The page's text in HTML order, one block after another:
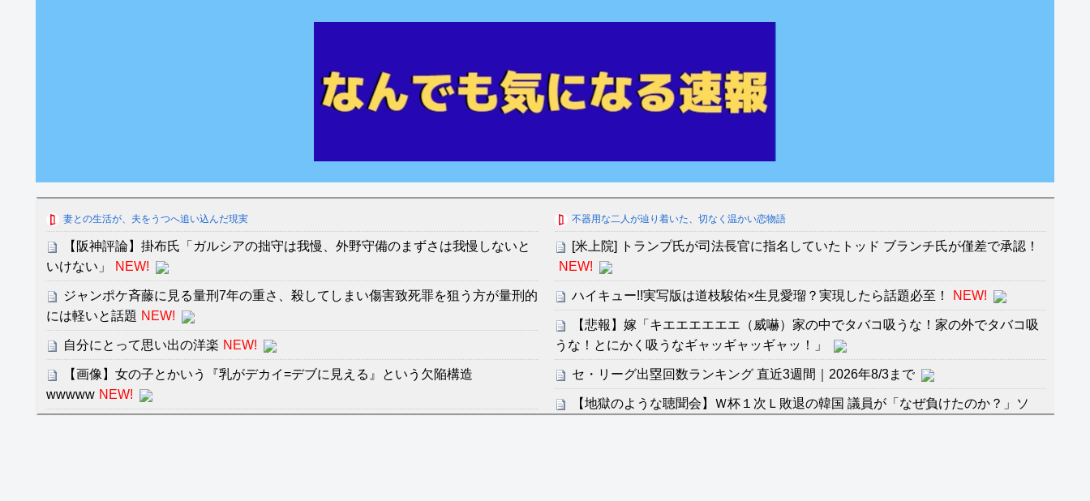
妻との生活が、夫をうつへ追い込んだ現実
【阪神評論】掛布氏「ガルシアの拙守は我慢、外野守備のまずさは我慢しないと
いけない」
NEW!
ジャンポケ斉藤に見る量刑7年の重さ、殺してしまい傷害致死罪を狙う方が量刑的
には軽いと話題 NEW!
自分にとって思い出の洋楽 NEW!
【画像】女の子とかいう『乳がデカイ=デブに見える』という欠陥構造
wwwww NEW!
不器用な二人が辿り着いた、切なく温かい恋物語
[米上院] トランプ氏が司法長官に指名していたトッド ブランチ氏が僅差で承認！
NEW!
ハイキュー!!実写版は道枝駿佑×生見愛瑠？実現したら話題必至！ NEW!
【悲報】嫁「キエエエエエエ（威嚇）家の中でタバコ吸うな！家の外でタバコ吸
うな！とにかく吸うなギャッギャッギャッ！」
セ・リーグ出塁回数ランキング 直近3週間｜2026年8/3まで
【地獄のような聴聞会】Ｗ杯１次Ｌ敗退の韓国 議員が「なぜ負けたのか？」ソ